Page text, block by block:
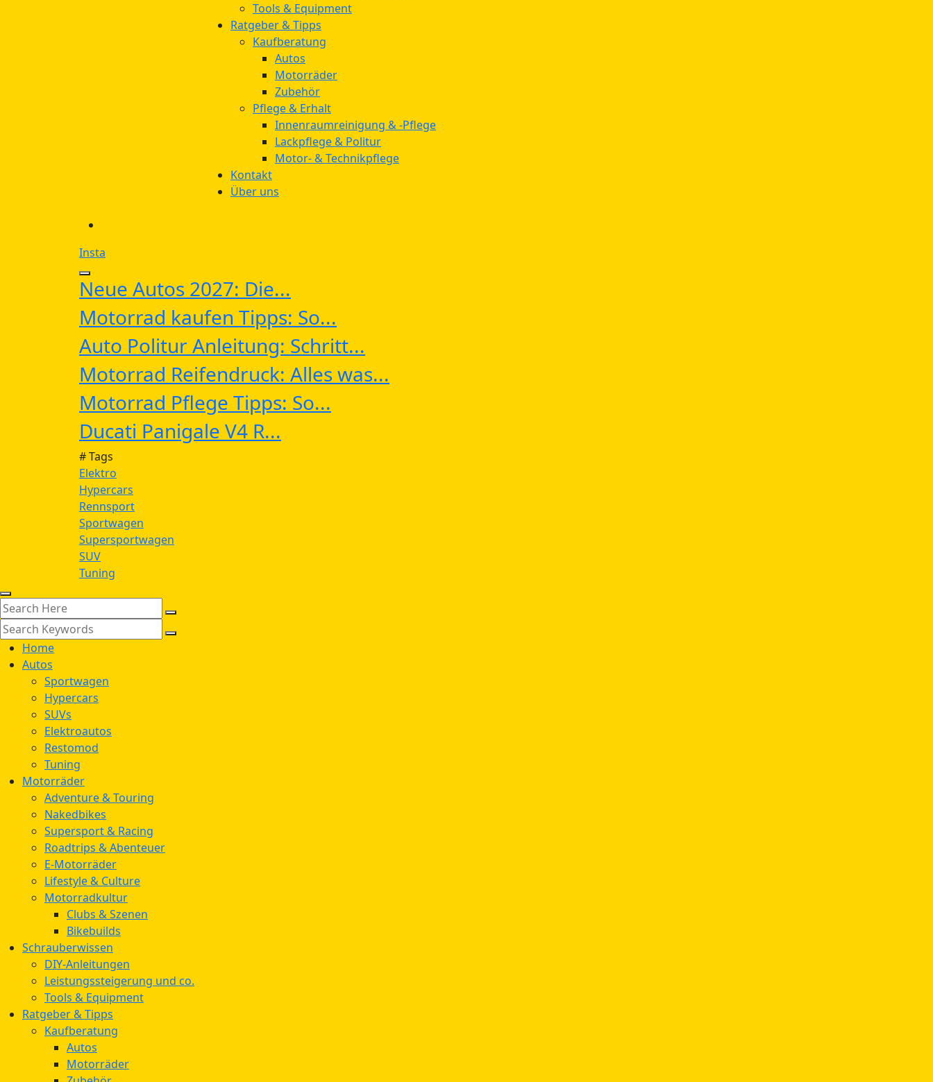
Tools & Equipment
Ratgeber & Tipps
Kaufberatung
Autos
Motorräder
Zubehör
Pflege & Erhalt
Innenraumreinigung & -Pflege
Lackpflege & Politur
Motor- & Technikpflege
Kontakt
Über uns
Insta
Neue Autos 2027: Die...
Motorrad kaufen Tipps: So...
Auto Politur Anleitung: Schritt...
Motorrad Reifendruck: Alles was...
Motorrad Pflege Tipps: So...
Ducati Panigale V4 R...
# Tags
Elektro
Hypercars
Rennsport
Sportwagen
Supersportwagen
SUV
Tuning
Home
Autos
Sportwagen
Hypercars
SUVs
Elektroautos
Restomod
Tuning
Motorräder
Adventure & Touring
Nakedbikes
Supersport & Racing
Roadtrips & Abenteuer
E-Motorräder
Lifestyle & Culture
Motorradkultur
Clubs & Szenen
Bikebuilds
Schrauberwissen
DIY-Anleitungen
Leistungssteigerung und co.
Tools & Equipment
Ratgeber & Tipps
Kaufberatung
Autos
Motorräder